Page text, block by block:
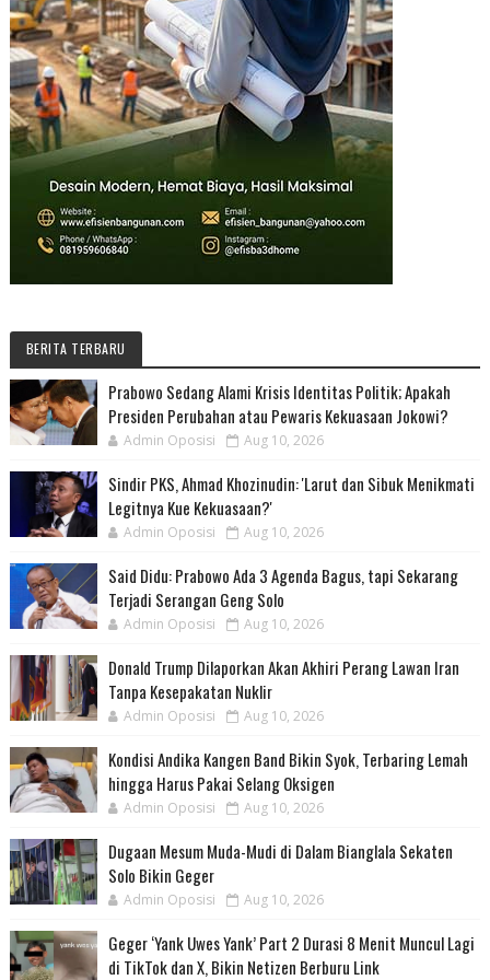
BERITA TERBARU
Prabowo Sedang Alami Krisis Identitas Politik; Apakah
Presiden Perubahan atau Pewaris Kekuasaan Jokowi?
Admin Oposisi Aug 10, 2026
Sindir PKS, Ahmad Khozinudin: 'Larut dan Sibuk Menikmati
Legitnya Kue Kekuasaan?'
Admin Oposisi Aug 10, 2026
Said Didu: Prabowo Ada 3 Agenda Bagus, tapi Sekarang
Terjadi Serangan Geng Solo
Admin Oposisi Aug 10, 2026
Donald Trump Dilaporkan Akan Akhiri Perang Lawan Iran
Tanpa Kesepakatan Nuklir
Admin Oposisi Aug 10, 2026
Kondisi Andika Kangen Band Bikin Syok, Terbaring Lemah
hingga Harus Pakai Selang Oksigen
Admin Oposisi Aug 10, 2026
Dugaan Mesum Muda-Mudi di Dalam Bianglala Sekaten
Solo Bikin Geger
Admin Oposisi Aug 10, 2026
Geger ‘Yank Uwes Yank’ Part 2 Durasi 8 Menit Muncul Lagi
di TikTok dan X, Bikin Netizen Berburu Link